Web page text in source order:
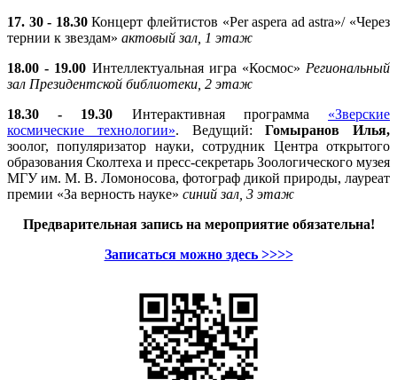
17. 30 - 18.30Концерт флейтистов «Per aspera ad astra»/ «Через
тернии к звездам» актовый зал, 1 этаж
18.00 - 19.00 Интеллектуальная игра «Космос» Региональный
зал Президентской библиотеки, 2 этаж
18.30 - 19.30 Интерактивная программа «Зверские
космические технологии». Ведущий:Гомыранов Илья,
зоолог, популяризатор науки, сотрудник Центра открытого
образования Сколтеха и пресс-секретарь Зоологического музея
МГУ им. М. В. Ломоносова, фотограф дикой природы, лауреат
премии «За верность науке» синий зал, 3 этаж
Предварительная запись на мероприятие обязательна!
Записаться можно здесь >>>>